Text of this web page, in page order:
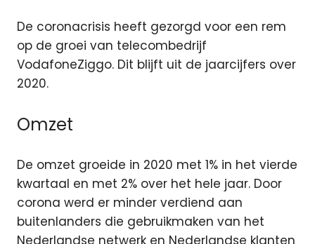
De coronacrisis heeft gezorgd voor een rem
op de groei van telecombedrijf
VodafoneZiggo. Dit blijft uit de jaarcijfers over
2020.
Omzet
De omzet groeide in 2020 met 1% in het vierde
kwartaal en met 2% over het hele jaar. Door
corona werd er minder verdiend aan
buitenlanders die gebruikmaken van het